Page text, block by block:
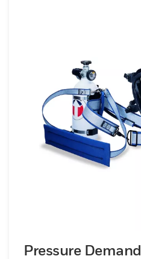
Pressure